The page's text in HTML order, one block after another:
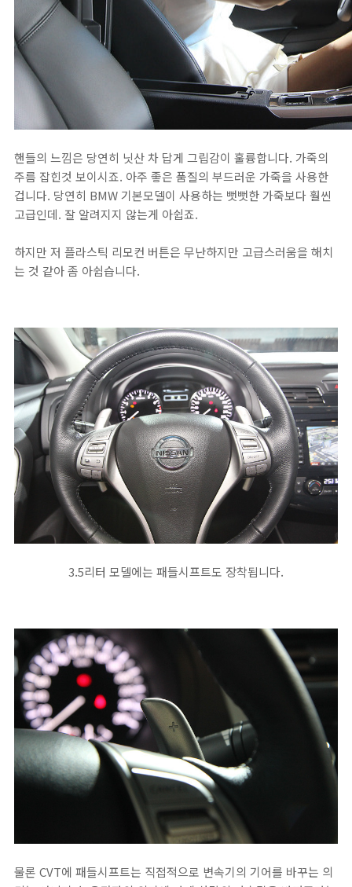
핸들의 느낌은 당연히 닛산 차 답게 그립감이 훌륭합니다. 가죽의
주름 잡힌것 보이시죠. 아주 좋은 품질의 부드러운 가죽을 사용한
겁니다. 당연히 BMW 기본모델이 사용하는 뻣뻣한 가죽보다 훨씬
고급인데. 잘 알려지지 않는게 아쉽죠.
하지만 저 플라스틱 리모컨 버튼은 무난하지만 고급스러움을 해치
는 것 같아 좀 아쉽습니다.
3.5리터 모델에는 패들시프트도 장착됩니다.
물론 CVT에 패들시프트는 직접적으로 변속기의 기어를 바꾸는 의